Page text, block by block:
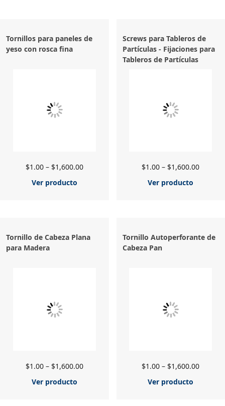
Tornillos para paneles de
yeso con rosca fina
$1.00– $1,600.00
Ver producto
Screws para Tableros de
Partículas - Fijaciones para
Tableros de Partículas
$1.00 – $1,600.00
Ver producto
Tornillo de Cabeza Plana
para Madera
$1.00– $1,600.00
Ver producto
Tornillo Autoperforante de
Cabeza Pan
$1.00 – $1,600.00
Ver producto